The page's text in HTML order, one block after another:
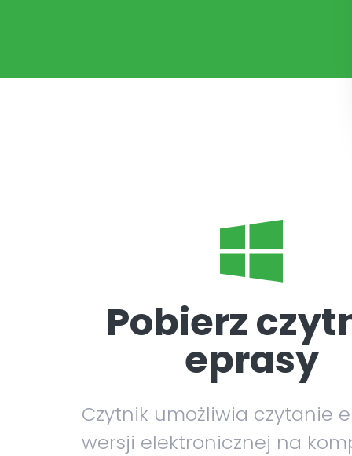
Pobierz
eprasy
Czytnik umożliwia czytanie
wersji elektronicznej na